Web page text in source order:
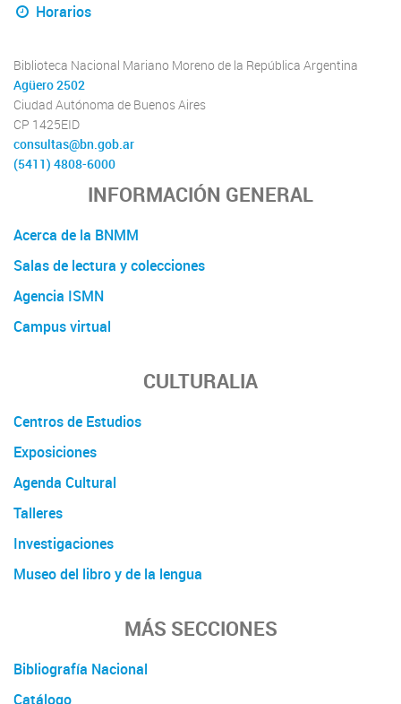
Horarios
Biblioteca Nacional Mariano Moreno de la República Argentina
Agüero 2502
Ciudad Autónoma de Buenos Aires
CP 1425EID
consultas@bn.gob.ar
(5411) 4808-6000
INFORMACIÓN GENERAL
Acerca de la BNMM
Salas de lectura y colecciones
Agencia ISMN
Campus virtual
CULTURALIA
Centros de Estudios
Exposiciones
Agenda Cultural
Talleres
Investigaciones
Museo del libro y de la lengua
MÁS SECCIONES
Bibliografía Nacional
Catálogo